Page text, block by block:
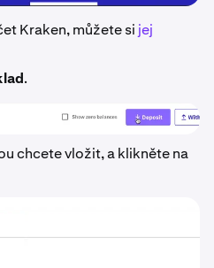
Kraken, můžete si jej
.
chcete vložit, a klikněte na